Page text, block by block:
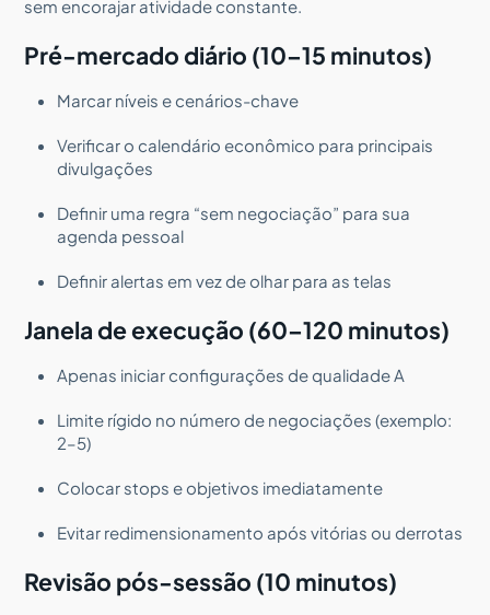
sem encorajar atividade constante.
Pré-mercado diário (10–15 minutos)
Marcar níveis e cenários-chave
Verificar o calendário econômico para principais
divulgações
Definir uma regra “sem negociação” para sua
agenda pessoal
Definir alertas em vez de olhar para as telas
Janela de execução (60–120 minutos)
Apenas iniciar configurações de qualidade A
Limite rígido no número de negociações (exemplo:
2–5)
Colocar stops e objetivos imediatamente
Evitar redimensionamento após vitórias ou derrotas
Revisão pós-sessão (10 minutos)